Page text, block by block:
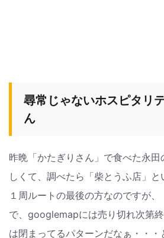
尋常じゃないホスピタリ
ん
昨晩「かたぎりさん」で食べた永
しくて、調べたら「柴とうふ店」
１周ルートの最後の方なのですが、
で、googlemapには売り切れ次第
は閉まってるパターンだなぁ・・・